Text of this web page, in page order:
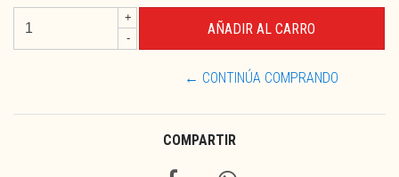
+
-
← CONTINÚA COMPRANDO
COMPARTIR